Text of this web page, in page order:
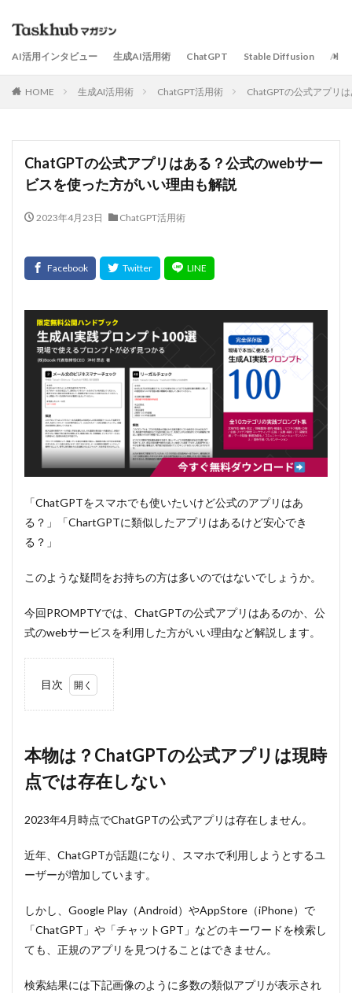
AI活用インタビュー 生成AI活用術 ChatGPT Stable Diffusion AIサ
HOME 生成AI活用術 ChatGPT活用術 ChatGPTの公式アプリ
ChatGPTの公式アプリはある？公式のwebサー
ビスを使った方がいい理由も解説
2023年4月23日 ChatGPT活用術
「ChatGPTをスマホでも使いたいけど公式のアプリはあ
る？」「ChartGPTに類似したアプリはあるけど安心でき
る？」
このような疑問をお持ちの方は多いのではないでしょうか。
今回PROMPTYでは、ChatGPTの公式アプリはあるのか、公
式のwebサービスを利用した方がいい理由など解説します。
目次
の公式ア
プリは現
時点では
存在しな
の公式ア
プリがな
られるこ
と
2.1
軟性
本物は？ChatGPTの公式アプリは現時
点では存在しない
2023年4月時点でChatGPTの公式アプリは存在しません。
近年、ChatGPTが話題になり、スマホで利用しようとするユ
ーザーが増加しています。
しかし、Google Play（Android）やAppStore（iPhone）で
「ChatGPT」や「チャットGPT」などのキーワードを検索し
ても、正規のアプリを見つけることはできません。
検索結果には下記画像のように多数の類似アプリが表示され